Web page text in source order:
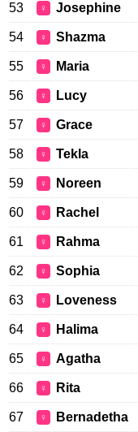
53 ♀ Josephine
54 ♀ Shazma
55 ♀ Maria
56 ♀ Lucy
57 ♀ Grace
58 ♀ Tekla
59 ♀ Noreen
60 ♀ Rachel
61 ♀ Rahma
62 ♀ Sophia
63 ♀ Loveness
64 ♀ Halima
65 ♀ Agatha
66 ♀ Rita
67 ♀ Bernadetha